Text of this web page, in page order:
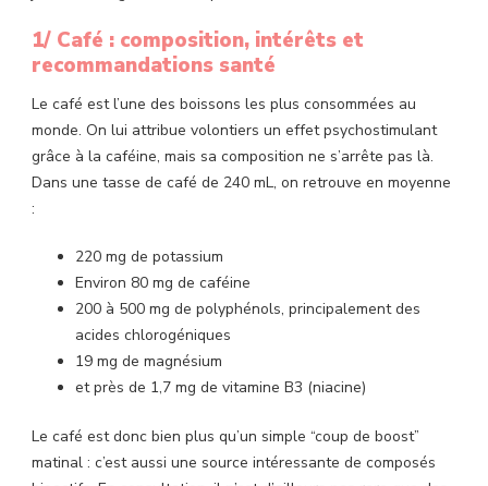
1/ Café : composition, intérêts et
recommandations santé
Le café est l’une des boissons les plus consommées au
monde. On lui attribue volontiers un effet psychostimulant
grâce à la caféine, mais sa composition ne s’arrête pas là.
Dans une tasse de café de 240 mL, on retrouve en moyenne
:
220 mg de potassium
Environ 80 mg de caféine
200 à 500 mg de polyphénols, principalement des
acides chlorogéniques
19 mg de magnésium
et près de 1,7 mg de vitamine B3 (niacine)
Le café est donc bien plus qu’un simple “coup de boost”
matinal : c’est aussi une source intéressante de composés